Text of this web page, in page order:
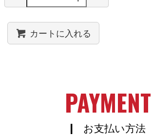
カートに入れる
PAYMENT
| お支払い方法